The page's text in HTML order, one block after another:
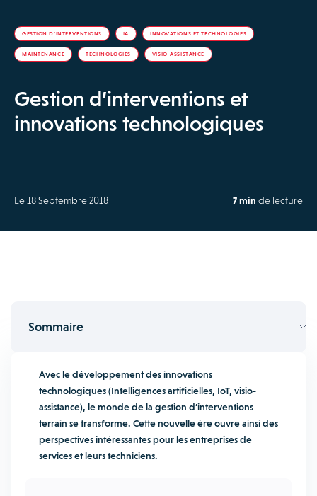
GESTION D’INTERVENTIONS IA INNOVATIONS ET TECHNOLOGIES
MAINTENANCE TECHNOLOGIES VISIO-ASSISTANCE
Gestion d’interventions et
innovations technologiques
Le 18 Septembre 2018 7 min de lecture
Sommaire
Avec le développement des innovations
technologiques (Intelligences artificielles, IoT, visio-
assistance), le monde de la gestion d’interventions
terrain se transforme. Cette nouvelle ère ouvre ainsi des
perspectives intéressantes pour les entreprises de
services et leurs techniciens.